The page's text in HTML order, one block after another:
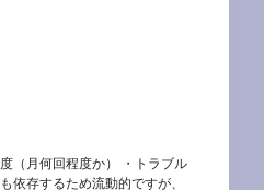
（月何回程度か） ・トラブル
依存するため流動的ですが、